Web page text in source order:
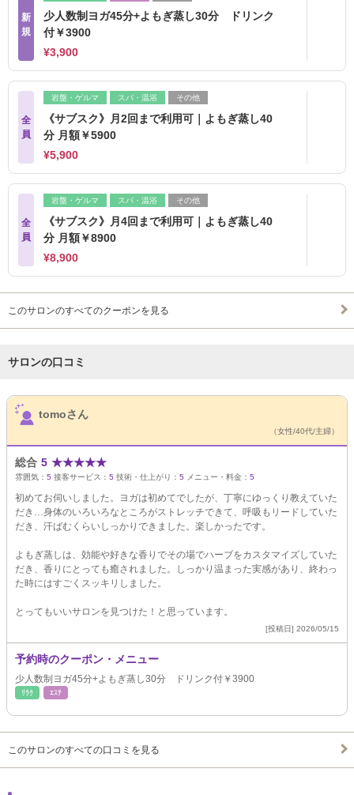
新
規
少人数制ヨガ45分+よもぎ蒸し30分 ドリンク
付￥3900
¥3,900
全
員
岩盤・ゲルマ スパ・温浴 その他
《サブスク》月2回まで利用可｜よもぎ蒸し40
分 月額￥5900
¥5,900
全
員
岩盤・ゲルマ スパ・温浴 その他
《サブスク》月4回まで利用可｜よもぎ蒸し40
分 月額￥8900
¥8,900
このサロンのすべてのクーポンを見る
サロンの口コミ
サロンPick Up
tomoさん
（女性/40代/主婦）
総合 5 ★★★★★
雰囲気： 5 接客サービス： 5 技術・仕上がり： 5 メニュー・料金： 5
初めてお伺いしました。ヨガは初めてでしたが、丁寧にゆっくり教えていた
だき…身体のいろいろなところがストレッチできて、呼吸もリードしていた
だき、汗ばむくらいしっかりできました。楽しかったです。
よもぎ蒸しは、効能や好きな香りでその場でハーブをカスタマイズしていた
だき、香りにとっても癒されました。しっかり温まった実感があり、終わっ
た時にはすごくスッキリしました。
とってもいいサロンを見つけた！と思っています。
[投稿日] 2026/05/15
予約時のクーポン・メニュー
少人数制ヨガ45分+よもぎ蒸し30分 ドリンク付￥3900
ﾘﾗｸ ｴｽﾃ
このサロンのすべての口コミを見る